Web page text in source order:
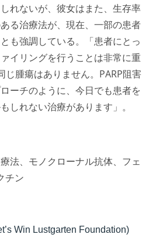
れないが、彼女はまた、生存率
る治療法が、現在、一部の患者
も強調している。「患者にとっ
イリングを行うことは非常に重
じ腫瘍はありません。PARP阻害
ーチのように、今日でも患者を
しれない治療があります」。
法、 モノクローナル抗体、 フェ
チン
Win Lustgarten Foundation)